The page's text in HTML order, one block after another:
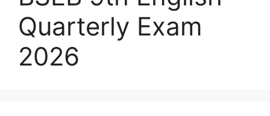
Quarterly Exam
2026